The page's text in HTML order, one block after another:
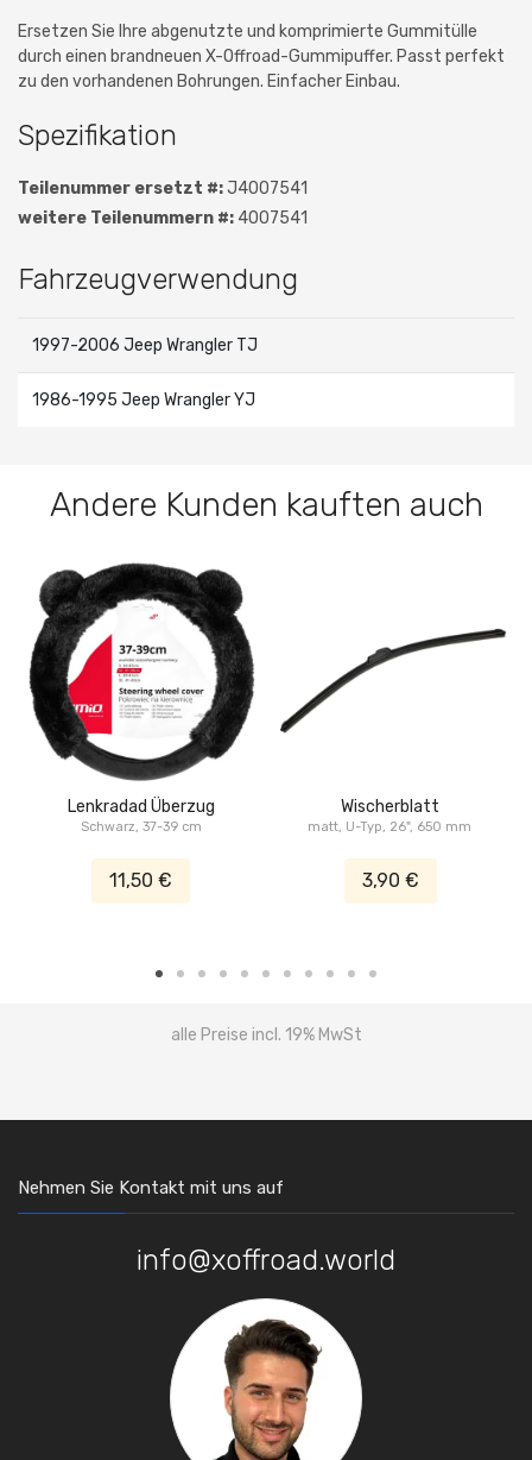
Ersetzen Sie Ihre abgenutzte und komprimierte Gummitülle
durch einen brandneuen X-Offroad-Gummipuffer. Passt perfekt
zu den vorhandenen Bohrungen. Einfacher Einbau.
Spezifikation
Teilenummer ersetzt #:J4007541
weitere Teilenummern #: 4007541
Fahrzeugverwendung
1997-2006 Jeep Wrangler TJ
1986-1995 Jeep Wrangler YJ
Andere Kunden kauften auch
Lenkradad Überzug
Schwarz, 37-39 cm
11,50 €
Wischerblatt
matt, U-Typ, 26", 650 mm
3,90 €
alle Preise incl. 19% MwSt
Nehmen Sie Kontakt mit uns auf
info@xoffroad.world